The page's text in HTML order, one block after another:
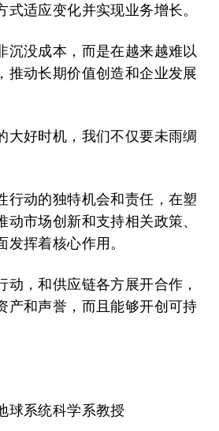
式适应变化并实现业务增长。
沉没成本，而是在越来越难以
推动长期价值创造和企业发展
大好时机，我们不仅要未雨绸
行动的独特机会和责任，在塑
动市场创新和支持相关政策、
挥着核心作用。
动，和供应链各方展开合作，
产和声誉，而且能够开创可持
球系统科学系教授